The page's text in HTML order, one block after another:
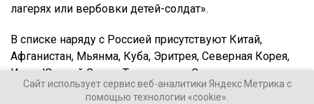
лагерях или вербовки детей-солдат».
В списке наряду с Россией присутствуют Китай,
Афганистан, Мьянма, Куба, Эритрея, Северная Корея,
Иран, Южный Судан, Туркмения и Сирия.
Сайт использует сервис веб-аналитики Яндекс Метрика с
помощью технологии «cookie».